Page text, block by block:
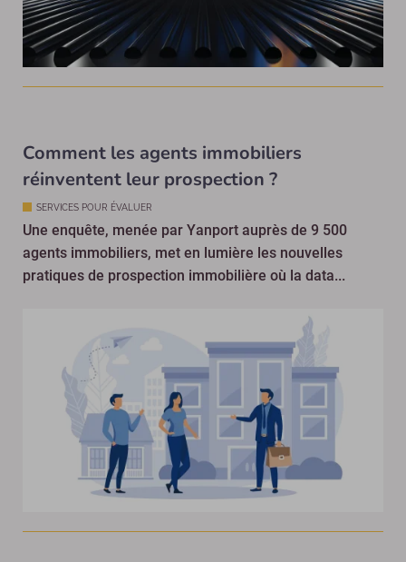
Comment les agents immobiliers
réinventent leur prospection ?
SERVICES POUR ÉVALUER
Une enquête, menée par Yanport auprès de 9 500
agents immobiliers, met en lumière les nouvelles
pratiques de prospection immobilière où la data...